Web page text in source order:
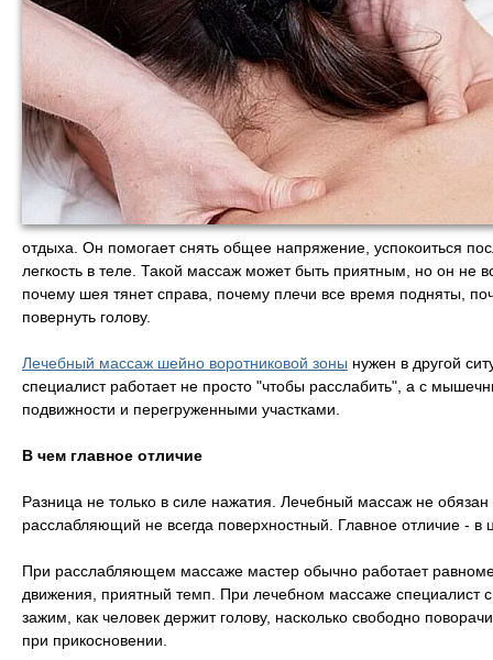
отдыха. Он помогает снять общее напряжение, успокоиться
легкость в теле. Такой массаж может быть приятным, но он не
почему шея тянет справа, почему плечи все время подняты,
повернуть голову.
Лечебный массаж шейно воротниковой зоны нужен в другой
специалист работает не просто "чтобы расслабить", а с
подвижности и перегруженными участками.
В чем главное отличие
Разница не только в силе нажатия. Лечебный массаж не
расслабляющий не всегда поверхностный. Главное отличие - в
При расслабляющем массаже мастер обычно работает
движения, приятный темп. При лечебном массаже специалист
зажим, как человек держит голову, насколько свободно
при прикосновении.